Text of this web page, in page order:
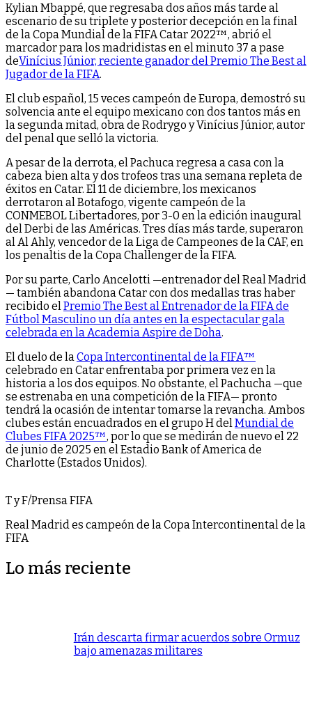
Kylian Mbappé, que regresaba dos años más tarde al
escenario de su triplete y posterior decepción en la final
de la Copa Mundial de la FIFA Catar 2022™, abrió el
marcador para los madridistas en el minuto 37 a pase
deVinícius Júnior, reciente ganador del Premio The Best al
Jugador de la FIFA.
El club español, 15 veces campeón de Europa, demostró su
solvencia ante el equipo mexicano con dos tantos más en
la segunda mitad, obra de Rodrygo y Vinícius Júnior, autor
del penal que selló la victoria.
A pesar de la derrota, el Pachuca regresa a casa con la
cabeza bien alta y dos trofeos tras una semana repleta de
éxitos en Catar. El 11 de diciembre, los mexicanos
derrotaron al Botafogo, vigente campeón de la
CONMEBOL Libertadores, por 3-0 en la edición inaugural
del Derbi de las Américas. Tres días más tarde, superaron
al Al Ahly, vencedor de la Liga de Campeones de la CAF, en
los penaltis de la Copa Challenger de la FIFA.
Por su parte, Carlo Ancelotti —entrenador del Real Madrid
— también abandona Catar con dos medallas tras haber
recibido elPremio The Best al Entrenador de la FIFA de
Fútbol Masculino un día antes en la espectacular gala
celebrada en la Academia Aspire de Doha.
El duelo de laCopa Intercontinental de la FIFA™
celebrado en Catar enfrentaba por primera vez en la
historia a los dos equipos. No obstante, el Pachucha —que
se estrenaba en una competición de la FIFA— pronto
tendrá la ocasión de intentar tomarse la revancha. Ambos
clubes están encuadrados en el grupo H delMundial de
Clubes FIFA 2025™, por lo que se medirán de nuevo el 22
de junio de 2025 en el Estadio Bank of America de
Charlotte (Estados Unidos).
T y F/Prensa FIFA
Real Madrid es campeón de la Copa Intercontinental de la
FIFA
Lo más reciente
Irán descarta firmar acuerdos sobre Ormuz
bajo amenazas militares